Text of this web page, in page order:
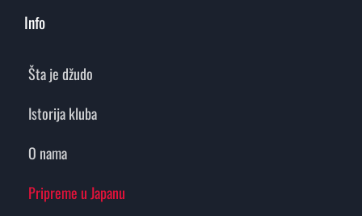
Info
Šta je džudo
Istorija kluba
O nama
Pripreme u Japanu